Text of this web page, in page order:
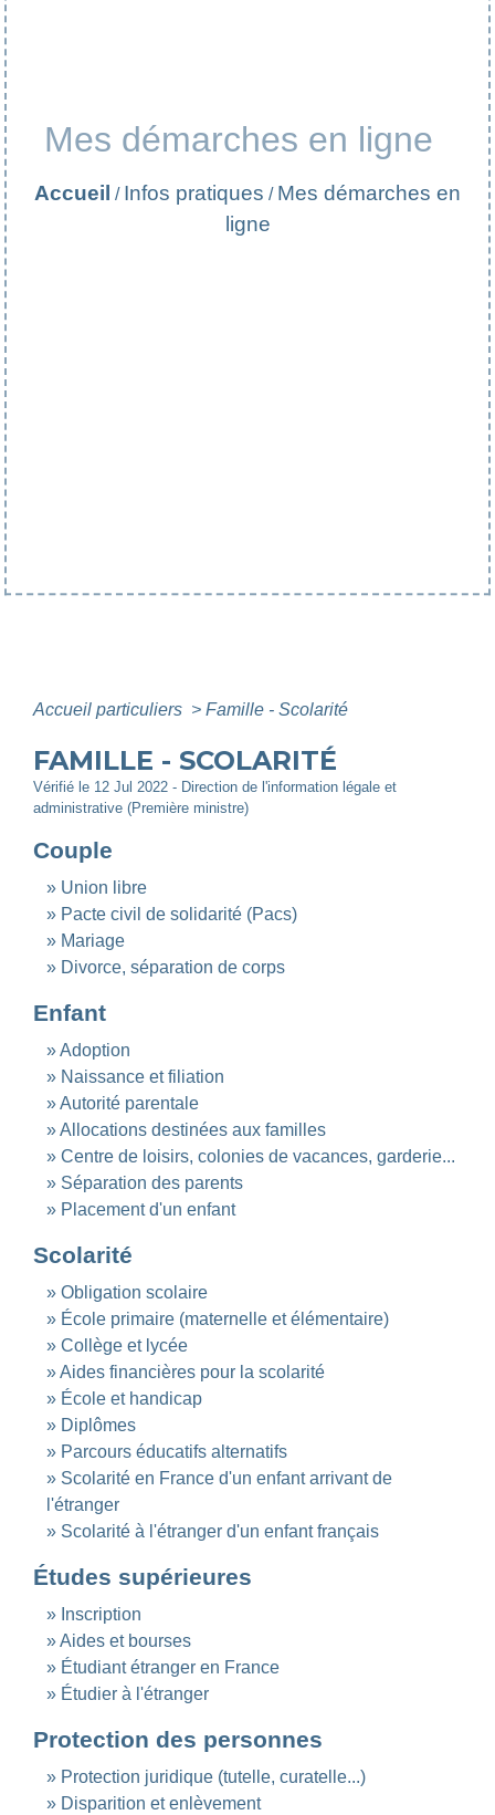
Mes démarches en ligne
Accueil / Infos pratiques / Mes démarches en
ligne
Accueil particuliers > Famille - Scolarité
FAMILLE - SCOLARITÉ
Vérifié le 12 Jul 2022 - Direction de l'information légale et
administrative (Première ministre)
Couple
Union libre
Pacte civil de solidarité (Pacs)
Mariage
Divorce, séparation de corps
Enfant
Adoption
Naissance et filiation
Autorité parentale
Allocations destinées aux familles
Centre de loisirs, colonies de vacances, garderie...
Séparation des parents
Placement d'un enfant
Scolarité
Obligation scolaire
École primaire (maternelle et élémentaire)
Collège et lycée
Aides financières pour la scolarité
École et handicap
Diplômes
Parcours éducatifs alternatifs
Scolarité en France d'un enfant arrivant de
l'étranger
Scolarité à l'étranger d'un enfant français
Études supérieures
Inscription
Aides et bourses
Étudiant étranger en France
Étudier à l'étranger
Protection des personnes
Protection juridique (tutelle, curatelle...)
Disparition et enlèvement